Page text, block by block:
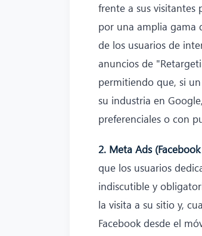
frente a sus visitantes
por una amplia gama
de los usuarios de
anuncios de
permitiendo que, si
su industria en
preferenciales o con
2. Meta Ads
que los usuarios
indiscutible y
la visita a su sitio y,
Facebook desde el